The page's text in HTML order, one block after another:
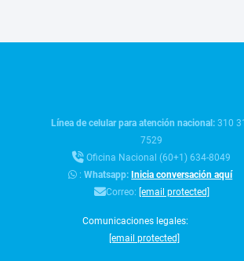
Línea de celular para atención nacional: 310
7529
Oficina Nacional (60+1) 634-8049
:Whatsapp:Inicia conversación aquí
Correo: [email protected]
Comunicaciones legales:
[email protected]